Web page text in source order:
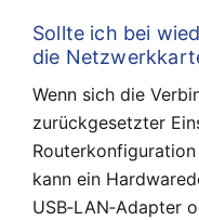
Sollte ich bei
die
Wenn sich die
zurückgesetzter
kann ein
USB‑LAN‑Adapter